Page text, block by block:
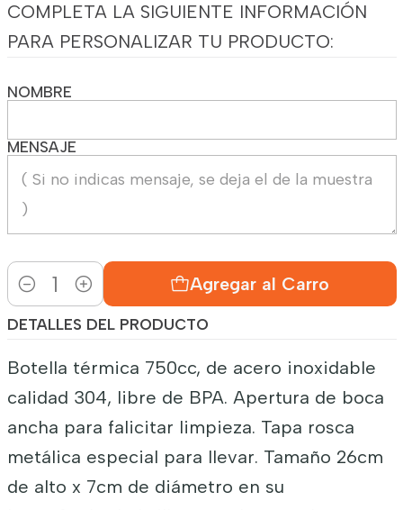
COMPLETA LA SIGUIENTE INFORMACIÓN
PARA PERSONALIZAR TU PRODUCTO:
NOMBRE
MENSAJE
Cantidad
Agregar al Carro
DETALLES DEL PRODUCTO
Botella térmica 750cc, de acero inoxidable
calidad 304, libre de BPA. Apertura de boca
ancha para falicitar limpieza. Tapa rosca
metálica especial para llevar. Tamaño 26cm
de alto x 7cm de diámetro en su